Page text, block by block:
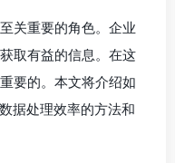
关重要的角色。企业
取有益的信息。在这
要的。本文将介绍如
据处理效率的方法和